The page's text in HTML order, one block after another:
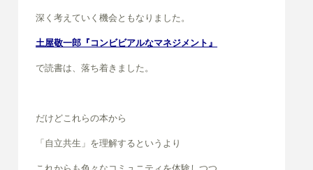
深く考えていく機会ともなりました。
土屋敬一郎『コンビビアルなマネジメント』
で読書は、落ち着きました。
だけどこれらの本から
「自立共生」を理解するというより